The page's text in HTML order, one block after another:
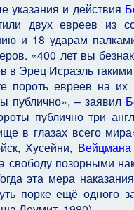
указания и действия
двух евреев
и 18 ударам
«400 лет вы
в Эрец Исраэль
пороть евреев на их
публично», – заявил
публично три
в глазах всего
Хусейни, Вейцмана
свободу позорными
эта мера
порке ещё одного